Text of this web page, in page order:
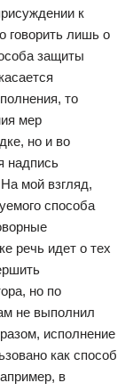
к
говорить лишь о
защиты
то
мер
но и во
надпись
мой взгляд,
способа
речь идет о тех
но по
не выполнил
исполнение
как способ
в